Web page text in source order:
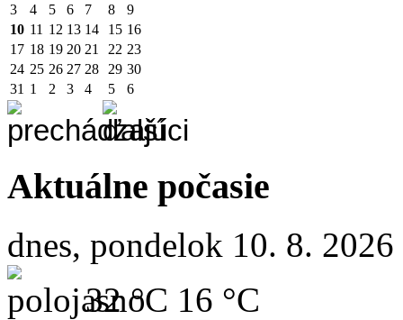
3
4 5 6 7 8
9
10 11 12 13 14 15 16
17 18 19 20 21 22 23
24 25 26 27 28 29 30
31 1 2 3 4 5 6
Aktuálne počasie
dnes, pondelok 10. 8. 2026
32 °C 16 °C